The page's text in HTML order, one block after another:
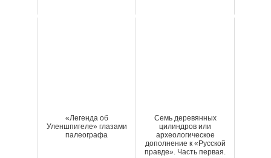
«Легенда об
Уленшпигеле» глазами
палеографа
Семь деревянных
цилиндров или
археологическое
дополнение к «Русской
правде». Часть первая.